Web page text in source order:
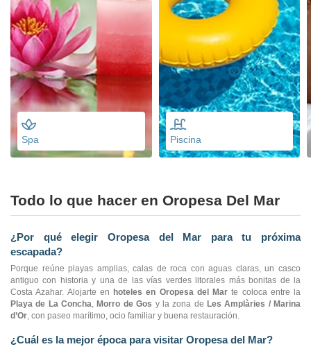
Spa Piscina
Todo lo que hacer en Oropesa Del Mar
¿Por qué elegir Oropesa del Mar para tu próxima
escapada?
Porque reúne playas amplias, calas de roca con aguas claras, un casco
antiguo con historia y una de las vías verdes litorales más bonitas de la
Costa Azahar. Alojarte en hoteles en Oropesa del Mar te coloca entre la
Playa de La Concha, Morro de Gos y la zona de Les Amplàries / Marina
d’Or, con paseo marítimo, ocio familiar y buena restauración.
¿Cuál es la mejor época para visitar Oropesa del Mar?